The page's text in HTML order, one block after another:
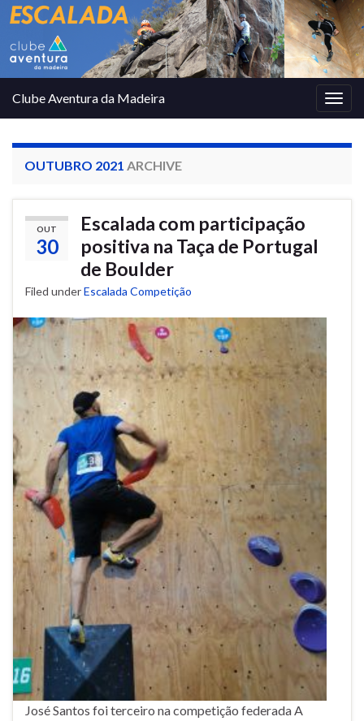
Clube Aventura da Madeira
OUTUBRO 2021 ARCHIVE
OUT
30
Escalada com participação
positiva na Taça de Portugal
de Boulder
Filed underEscalada Competição
José Santos foi terceiro na competição federada A